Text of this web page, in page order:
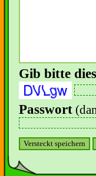
Gib bitte
Passwort